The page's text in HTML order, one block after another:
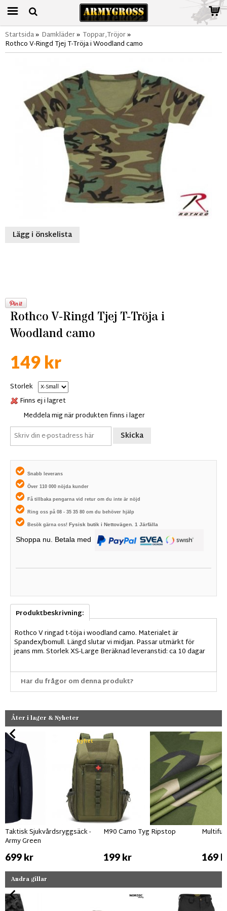
Startsida» Damkläder» Toppar,Tröjor»
Rothco V-Ringd Tjej T-Tröja i Woodland camo
Lägg i önskelista
Rothco V-Ringd Tjej T-Tröja i
Woodland camo
149 kr
Storlek
Finns ej i lagret
Meddela mig när produkten finns i lager
Skicka
Snabb leverans
Över 110 000 nöjda kunder
Få tillbaka pengarna vid retur om du inte är nöjd
Ring oss på 08 - 35 35 80 om du behöver hjälp
Besök gärna oss! Fysisk butik i Nettovägen. 1 Järfälla
Shoppa nu. Betala med
Produktbeskrivning:
Rothco V ringad t-töja i woodland camo. Materialet är
Spandex/bomull. Längd slutar vi midjan. Passar utmärkt för
jeans mm. Storlek XS-Large Beräknad leveranstid: ca 10 dagar
Har du frågor om denna produkt?
Åter i lager & Nyheter
Nyhet
Taktisk Sjukvårdsryggsäck -
Army Green
699 kr
M90 Camo Tyg Ripstop
199 kr 169
Andra gillar